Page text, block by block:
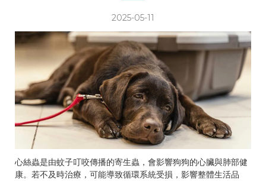
2025-05-11
心絲蟲是由蚊子叮咬傳播的寄生蟲，會影響狗狗的心臟與肺部健
康。若不及時治療，可能導致循環系統受損，影響整體生活品